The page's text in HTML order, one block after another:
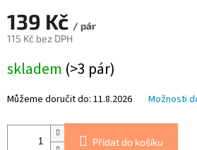
139 Kč / pár
115 Kč bez DPH
cena:
skladem (>3 pár)
Můžeme doručit do: 11.8.2026 Možnosti
Přidat do košíku